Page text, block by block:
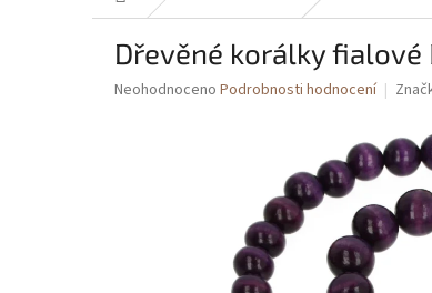
Dřevěné korálky fialové
Průměrné
Neohodnoceno Podrobnosti hodnocení